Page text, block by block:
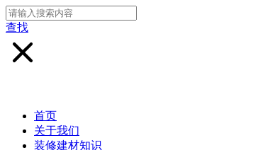
查找
首页
关于我们
装修建材知识